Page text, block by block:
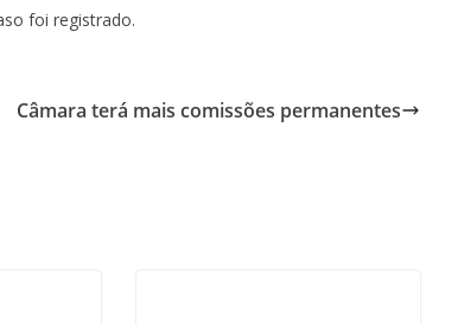
foi registrado.
Câmara terá mais comissões permanentes